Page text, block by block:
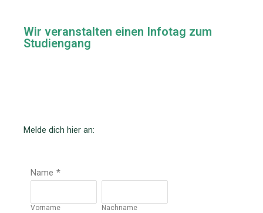
Wir veranstalten einen Infotag zum
Studiengang
Melde dich hier an:
Name *
Vorname Nachname